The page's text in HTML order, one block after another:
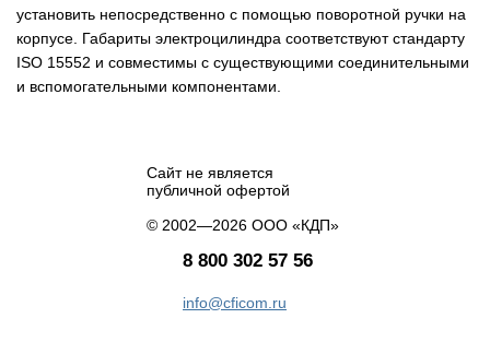
установить непосредственно с помощью поворотной ручки на
корпусе. Габариты электроцилиндра соответствуют стандарту
ISO 15552 и совместимы с существующими соединительными
и вспомогательными компонентами.
Сайт не является
публичной офертой
© 2002—2026 ООО «КДП»
8 800 302 57 56
info@cficom.ru